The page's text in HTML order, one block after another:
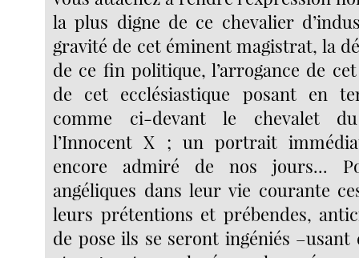
la plus digne de ce chevalier
gravité de cet éminent magistrat, la
de ce fin politique, l’arrogance de
de cet ecclésiastique posant en
comme ci-devant le chevalet
l’Innocent X ; un portrait
encore admiré de nos jours...
angéliques dans leur vie courante
leurs prétentions et prébendes,
de pose ils se seront ingéniés –usant